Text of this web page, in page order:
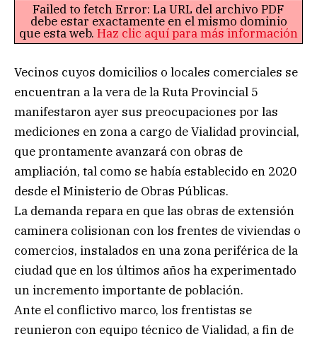
Failed to fetch Error: La URL del archivo PDF
debe estar exactamente en el mismo dominio
que esta web. Haz clic aquí para más información
Vecinos cuyos domicilios o locales comerciales se
encuentran a la vera de la Ruta Provincial 5
manifestaron ayer sus preocupaciones por las
mediciones en zona a cargo de Vialidad provincial,
que prontamente avanzará con obras de
ampliación, tal como se había establecido en 2020
desde el Ministerio de Obras Públicas.
La demanda repara en que las obras de extensión
caminera colisionan con los frentes de viviendas o
comercios, instalados en una zona periférica de la
ciudad que en los últimos años ha experimentado
un incremento importante de población.
Ante el conflictivo marco, los frentistas se
reunieron con equipo técnico de Vialidad, a fin de